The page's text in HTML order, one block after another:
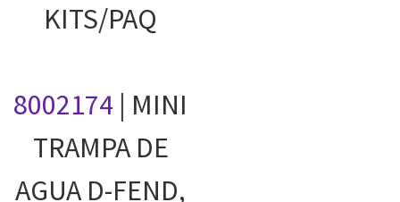
KITS/PAQ
8002174 | MINI
TRAMPA DE
AGUA D-FEND,